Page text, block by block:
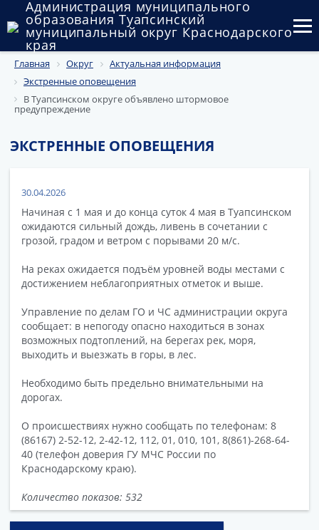
Администрация муниципального
образования Туапсинский
муниципальный округ Краснодарского
края
Округ
Администрация
Муниципальное имущество
Публичные слушания и общественные обсуждения
Главная Округ
Актуальная информация
Экстренные оповещения
В Туапсинском округе объявлено штормовое
предупреждение
ЭКСТРЕННЫЕ ОПОВЕЩЕНИЯ
30.04.2026
Начиная с 1 мая и до конца суток 4 мая в Туапсинском
ожидаются сильный дождь, ливень в сочетании с
грозой, градом и ветром с порывами 20 м/с.
На реках ожидается подъём уровней воды местами с
достижением неблагоприятных отметок и выше.
Управление по делам ГО и ЧС администрации округа
сообщает: в непогоду опасно находиться в зонах
возможных подтоплений, на берегах рек, моря,
выходить и выезжать в горы, в лес.
Необходимо быть предельно внимательными на
дорогах.
О происшествиях нужно сообщать по телефонам: 8
(86167) 2-52-12, 2-42-12, 112, 01, 010, 101, 8(861)-268-64-
40 (телефон доверия ГУ МЧС России по
Краснодарскому краю).
Количество показов: 532